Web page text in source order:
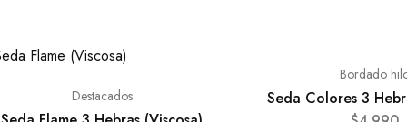
Destacados
Bordado
Seda Colores 3